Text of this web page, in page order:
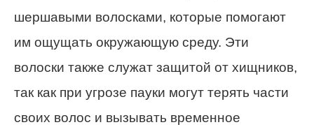
шершавыми волосками, которые помогают
им ощущать окружающую среду. Эти
волоски также служат защитой от хищников,
так как при угрозе пауки могут терять части
своих волос и вызывать временное